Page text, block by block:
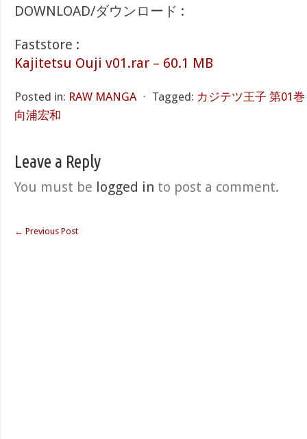
DOWNLOAD/ダウンロード :
Faststore :
Kajitetsu Ouji v01.rar – 60.1 MB
Posted in: RAW MANGA ⋅ Tagged: カジテツ王子 第01
向浦宏和
Leave a Reply
You must be logged in to post a comment.
← Previous Post